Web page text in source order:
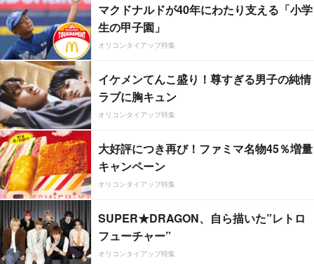
マクドナルドが40年にわたり支える「小学
生の甲子園」
オリコンタイアップ特集
イケメンてんこ盛り！尊すぎる男子の純情
ラブに胸キュン
オリコンタイアップ特集
大好評につき再び！ファミマ名物45％増量
キャンペーン
オリコンタイアップ特集
SUPER★DRAGON、自ら描いた”レトロ
フューチャー”
オリコンタイアップ特集